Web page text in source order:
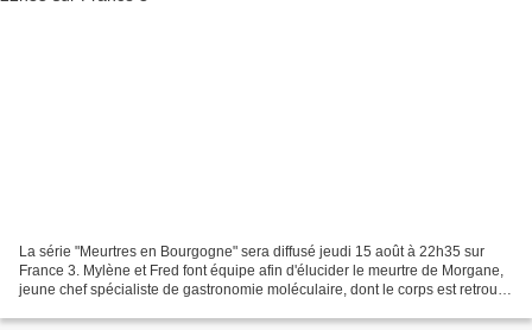
La série "Meurtres en Bourgogne" sera diffusé jeudi 15 août à 22h35 sur
France 3. Mylène et Fred font équipe afin d'élucider le meurtre de Morgane,
jeune chef spécialiste de gastronomie moléculaire, dont le corps est retrouvé